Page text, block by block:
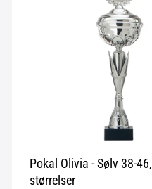
Pokal Olivia - Sølv 38-
størrelser